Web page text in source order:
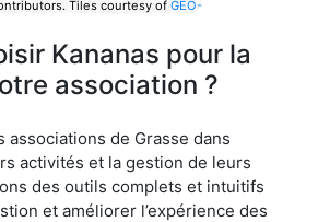
Tiles courtesy of GEO-
Kananas pour la
association ?
associations de Grasse dans
activités et la gestion de leurs
des outils complets et intuitifs
et améliorer l’expérience des